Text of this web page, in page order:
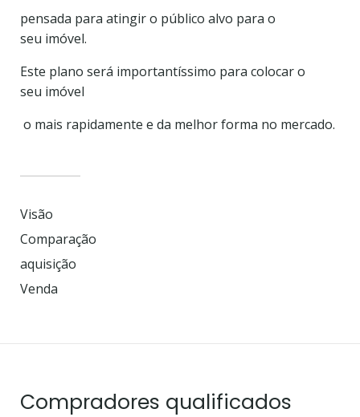
pensada para atingir o público alvo para o
seu imóvel.
Este plano será importantíssimo para colocar o
seu imóvel
o mais rapidamente e da melhor forma no mercado.
Visão
Comparação
aquisição
Venda
Compradores qualificados